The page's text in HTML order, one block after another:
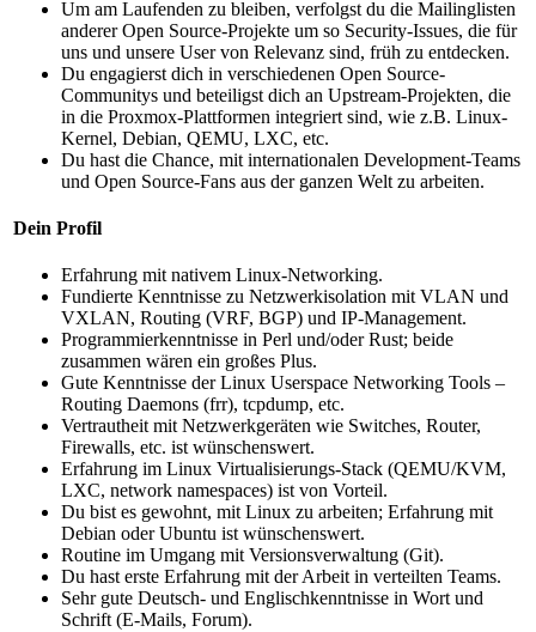
Um am Laufenden zu bleiben, verfolgst du die Mailinglisten
anderer Open Source-Projekte um so Security-Issues, die für
uns und unsere User von Relevanz sind, früh zu entdecken.
Du engagierst dich in verschiedenen Open Source-
Communitys und beteiligst dich an Upstream-Projekten, die
in die Proxmox-Plattformen integriert sind, wie z.B. Linux-
Kernel, Debian, QEMU, LXC, etc.
Du hast die Chance, mit internationalen Development-Teams
und Open Source-Fans aus der ganzen Welt zu arbeiten.
Dein Profil
Erfahrung mit nativem Linux-Networking.
Fundierte Kenntnisse zu Netzwerkisolation mit VLAN und
VXLAN, Routing (VRF, BGP) und IP-Management.
Programmierkenntnisse in Perl und/oder Rust; beide
zusammen wären ein großes Plus.
Gute Kenntnisse der Linux Userspace Networking Tools –
Routing Daemons (frr), tcpdump, etc.
Vertrautheit mit Netzwerkgeräten wie Switches, Router,
Firewalls, etc. ist wünschenswert.
Erfahrung im Linux Virtualisierungs-Stack (QEMU/KVM,
LXC, network namespaces) ist von Vorteil.
Du bist es gewohnt, mit Linux zu arbeiten; Erfahrung mit
Debian oder Ubuntu ist wünschenswert.
Routine im Umgang mit Versionsverwaltung (Git).
Du hast erste Erfahrung mit der Arbeit in verteilten Teams.
Sehr gute Deutsch- und Englischkenntnisse in Wort und
Schrift (E-Mails, Forum).